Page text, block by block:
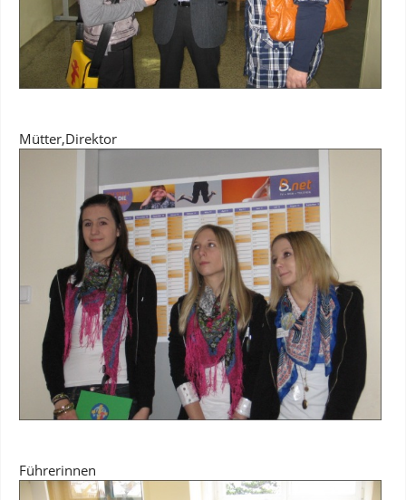
Mütter,Direktor
Führerinnen